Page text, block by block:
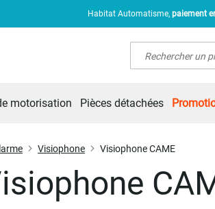
Habitat Automatisme, paiement
motorisation Pièces détachées
Visiophone Visiophone CAME